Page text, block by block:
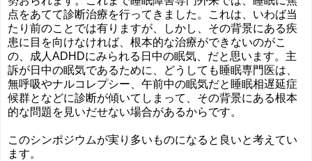
点をあてて診断治療を行ってきました。これは、いわば当
たり前のことでは有りますが、しかし、その背景にある疾
患に目を向けなければ、根本的な治療ができないのがこ
の、成人ADHDにみられる日中の眠気、だと思います。主
訴が日中の眠気であるために、どうしても睡眠専門医は、
無呼吸やナルコレプシー、午前中の眠気だと睡眠相遅延症
候群となどに診断が傾いてしまって、その背景にある根本
的な問題を見いだせない場合があるからです。
このシンポジウムが実り多いものになると良いと考えてい
ます。